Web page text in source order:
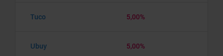
Tuco 5,00%
Ubuy 5,00%